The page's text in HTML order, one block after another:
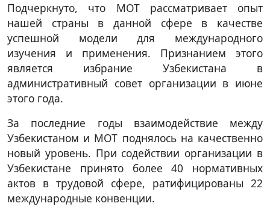
Подчеркнуто, что МОТ рассматривает опыт
нашей страны в данной сфере в качестве
успешной модели для международного
изучения и применения. Признанием этого
является избрание Узбекистана в
административный совет организации в июне
этого года.
За последние годы взаимодействие между
Узбекистаном и МОТ поднялось на качественно
новый уровень. При содействии организации в
Узбекистане принято более 40 нормативных
актов в трудовой сфере, ратифицированы 22
международные конвенции.